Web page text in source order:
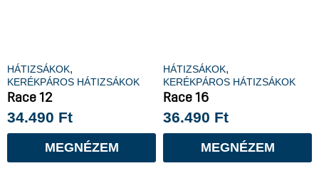
HÁTIZSÁKOK,
KERÉKPÁROS HÁTIZSÁKOK
Race 12
34.490 Ft
MEGNÉZEM
HÁTIZSÁKOK,
KERÉKPÁROS HÁTIZSÁKOK
Race 16
36.490 Ft
MEGNÉZEM